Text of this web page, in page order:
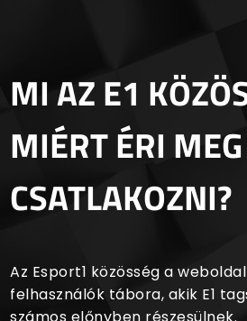
MI AZ E1
MIÉRT ÉRI MEG
CSATLAKOZNI?
Az Esport1 közösség a
felhasználók tábora, akik E1